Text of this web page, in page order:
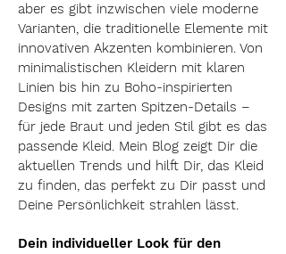
aber es gibt inzwischen viele moderne
Varianten, die traditionelle Elemente mit
innovativen Akzenten kombinieren. Von
minimalistischen Kleidern mit klaren
Linien bis hin zu Boho-inspirierten
Designs mit zarten Spitzen-Details –
für jede Braut und jeden Stil gibt es das
passende Kleid. Mein Blog zeigt Dir die
aktuellen Trends und hilft Dir, das Kleid
zu finden, das perfekt zu Dir passt und
Deine Persönlichkeit strahlen lässt.
Dein individueller Look für den